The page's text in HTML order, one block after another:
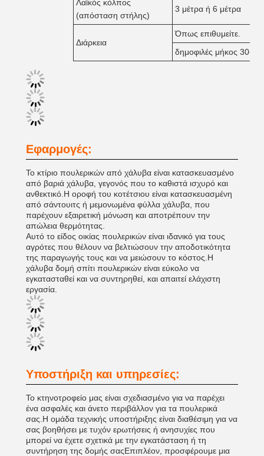
Λαϊκός κόλπος
(απόσταση στήλης)
3 μέτρα ή 6 μέτρα
Διάρκεια
Όπως επιθυμείτε.
δημοφιλές μήκος
Εφαρμογές:
Το κτίριο πουλερικών από χάλυβα είναι κατασκευασμένο
από βαριά χάλυβα, γεγονός που το καθιστά ισχυρό και
ανθεκτικό.Η οροφή του κοτέτσιου είναι κατασκευασμένη
από σάντουιτς ή μεμονωμένα φύλλα χάλυβα, που
παρέχουν εξαιρετική μόνωση και αποτρέπουν την
απώλεια θερμότητας.
Αυτό το είδος οικίας πουλερικών είναι ιδανικό για τους
αγρότες που θέλουν να βελτιώσουν την αποδοτικότητα
της παραγωγής τους και να μειώσουν το κόστος.Η
χάλυβα δομή σπίτι πουλερικών είναι εύκολο να
εγκατασταθεί και να συντηρηθεί, και απαιτεί ελάχιστη
εργασία.
Υποστήριξη και υπηρεσίες:
Το κτηνοτροφείο μας είναι σχεδιασμένο για να παρέχει
ένα ασφαλές και άνετο περιβάλλον για τα πουλερικά
σας.Η ομάδα τεχνικής υποστήριξης είναι διαθέσιμη για να
σας βοηθήσει με τυχόν ερωτήσεις ή ανησυχίες που
μπορεί να έχετε σχετικά με την εγκατάσταση ή τη
συντήρηση της δομής σαςΕπιπλέον, προσφέρουμε μια